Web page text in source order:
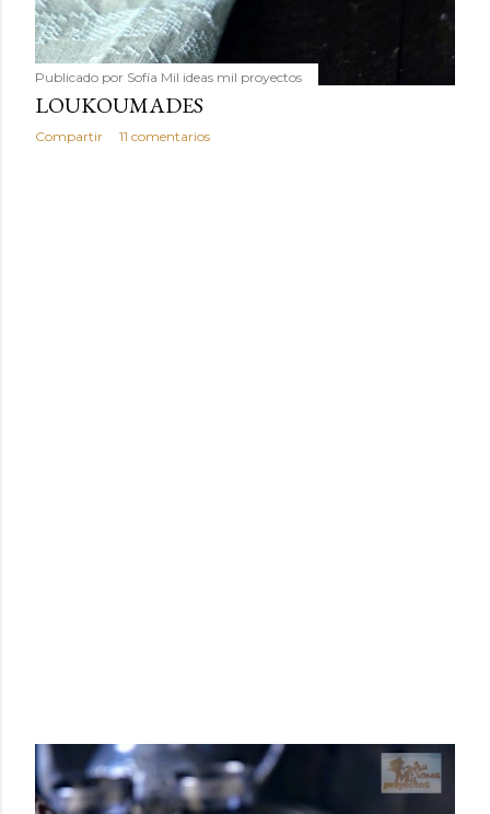
Publicado por Sofía Mil ideas mil proyectos
LOUKOUMADES
Compartir 11 comentarios